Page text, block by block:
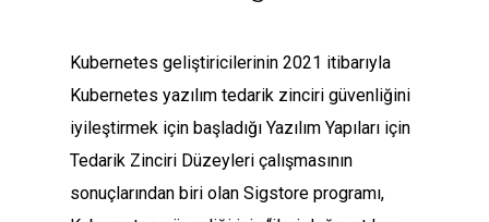
Kubernetes geliştiricilerinin 2021 itibarıyla
Kubernetes yazılım tedarik zinciri güvenliğini
iyileştirmek için başladığı Yazılım Yapıları için
Tedarik Zinciri Düzeyleri çalışmasının
sonuçlarından biri olan Sigstore programı,